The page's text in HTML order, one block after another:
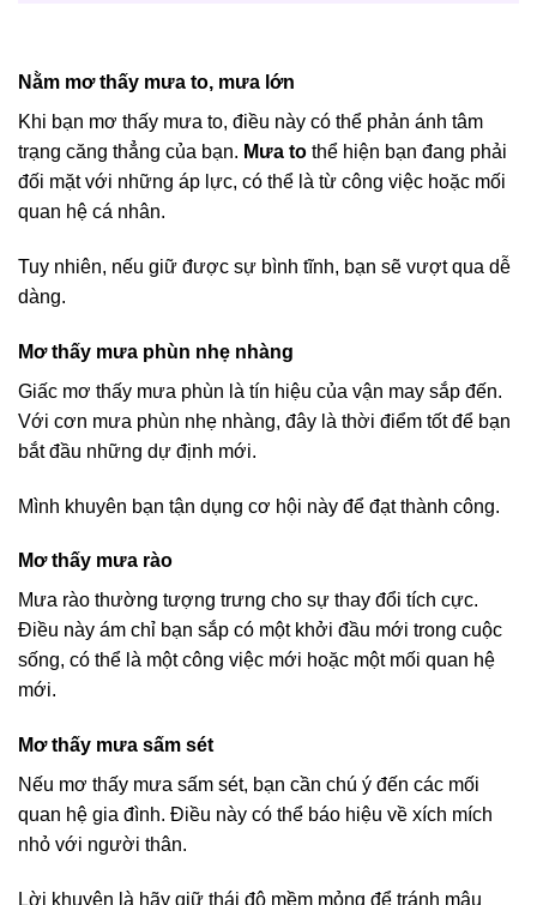
Nằm mơ thấy mưa to, mưa lớn
Khi bạn mơ thấy mưa to, điều này có thể phản ánh tâm
trạng căng thẳng của bạn. Mưa to thể hiện bạn đang phải
đối mặt với những áp lực, có thể là từ công việc hoặc mối
quan hệ cá nhân.
Tuy nhiên, nếu giữ được sự bình tĩnh, bạn sẽ vượt qua dễ
dàng.
Mơ thấy mưa phùn nhẹ nhàng
Giấc mơ thấy mưa phùn là tín hiệu của vận may sắp đến.
Với cơn mưa phùn nhẹ nhàng, đây là thời điểm tốt để bạn
bắt đầu những dự định mới.
Mình khuyên bạn tận dụng cơ hội này để đạt thành công.
Mơ thấy mưa rào
Mưa rào thường tượng trưng cho sự thay đổi tích cực.
Điều này ám chỉ bạn sắp có một khởi đầu mới trong cuộc
sống, có thể là một công việc mới hoặc một mối quan hệ
mới.
Mơ thấy mưa sấm sét
Nếu mơ thấy mưa sấm sét, bạn cần chú ý đến các mối
quan hệ gia đình. Điều này có thể báo hiệu về xích mích
nhỏ với người thân.
Lời khuyên là hãy giữ thái độ mềm mỏng để tránh mâu